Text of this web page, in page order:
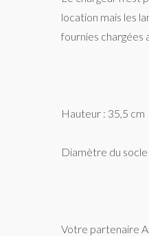
location mais les
fournies chargées
Hauteur : 35,5 cm
Diamètre du socle
Votre partenaire